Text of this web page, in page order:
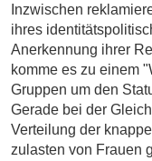
Inzwischen
ihres
Anerkennung ihrer
komme es zu einem
Gruppen um den
Gerade bei der
Verteilung der
zulasten von Frauen